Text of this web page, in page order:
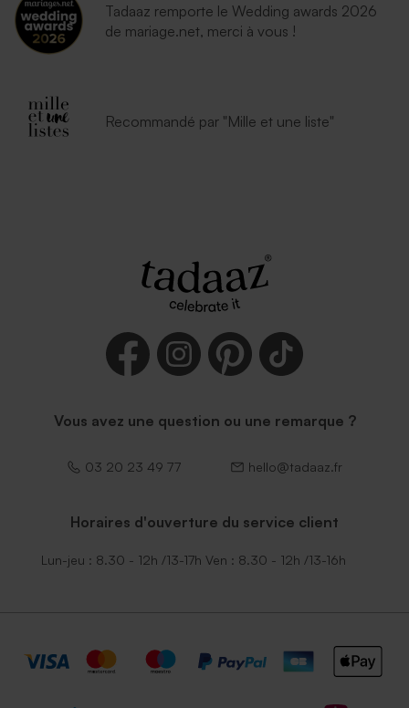
Tadaaz remporte le Wedding awards 2026
de mariage.net, merci à vous !
Recommandé par "Mille et une liste"
Vous avez une question ou une remarque ?
03 20 23 49 77 hello@tadaaz.fr
Horaires d'ouverture du service client
Lun-jeu : 8.30 - 12h /13-17h Ven : 8.30 - 12h /13-16h